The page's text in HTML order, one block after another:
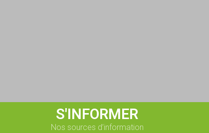
S'INFORMER
Nos sources d’information